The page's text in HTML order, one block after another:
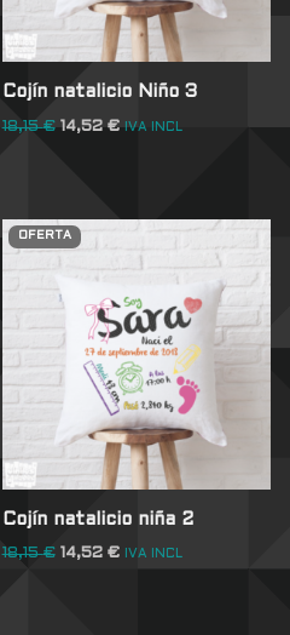
Cojín natalicio Niño 3
18,15€ 14,52€ IVA INCL
OFERTA
Cojín natalicio niña 2
18,15€ 14,52 € IVA INCL